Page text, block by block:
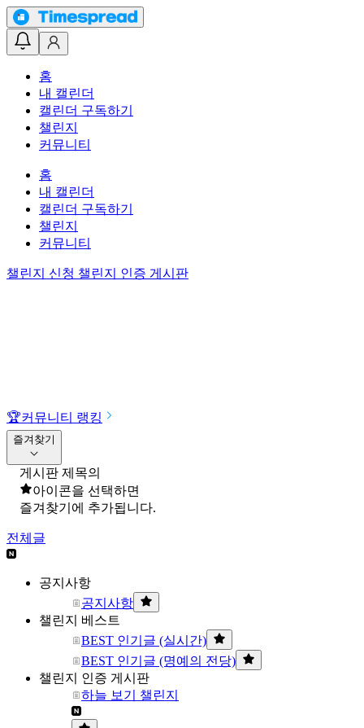
홈
내 캘린더
캘린더 구독하기
챌린지
커뮤니티
홈
내 캘린더
캘린더 구독하기
챌린지
커뮤니티
챌린지 신청 챌린지 인증 게시판
🏆커뮤니티 랭킹
즐겨찾기
게시판 제목의
아이콘을 선택하면
즐겨찾기에 추가됩니다.
전체글
공지사항
공지사항
챌린지 베스트
BEST 인기글 (실시간)
BEST 인기글 (명예의 전당)
챌린지 인증 게시판
하늘 보기 챌린지